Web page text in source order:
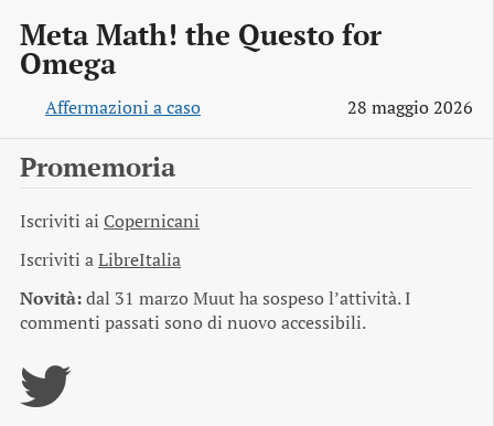
Meta Math! the Questo for
Omega
Affermazioni a caso 28 maggio 2026
Promemoria
Iscriviti ai Copernicani
Iscriviti aLibreItalia
Novità:dal 31 marzo Muut ha sospeso l’attività. I
commenti passati sono di nuovo accessibili.